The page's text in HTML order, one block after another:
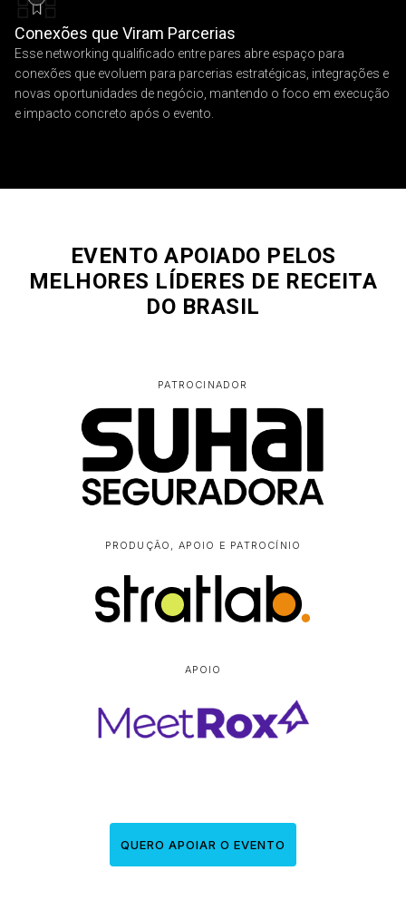
Conexões que Viram Parcerias
Esse networking qualificado entre pares abre espaço para
conexões que evoluem para parcerias estratégicas, integrações e
novas oportunidades de negócio, mantendo o foco em execução
e impacto concreto após o evento.
EVENTO APOIADO PELOS
MELHORES LÍDERES DE RECEITA
DO BRASIL
PATROCINADOR
PRODUÇÃO, APOIO E PATROCÍNIO
APOIO
QUERO APOIAR O EVENTO